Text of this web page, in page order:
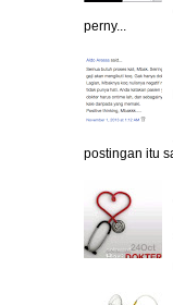
perny...
postingan itu